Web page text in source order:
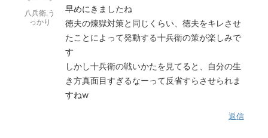
八兵衛.う
っかり
早めにきましたね
徳夫の煉獄対策と同じくらい、徳夫をキレさせ
たことによって発動する十兵衛の策が楽しみで
す
しかし十兵衛の戦いかたを見てると、自分の生
き方真面目すぎるなーって反省すらさせられま
すねw
返信